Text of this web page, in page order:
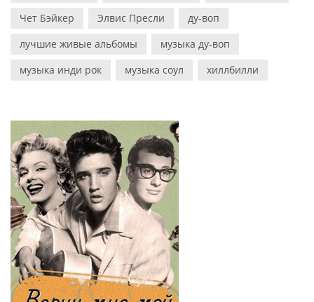
Чет Бэйкер
Элвис Пресли
ду-воп
лучшие живые альбомы
музыка ду-воп
музыка инди рок
музыка соул хиллбилли